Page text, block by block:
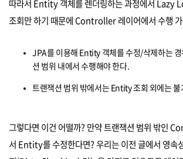
따라서 Entity 객체를 렌더링하는 과정에서 Lazy
조회만 하기 때문에 Controller 레이어에서 수행
JPA를 이용해 Entity 객체를 수정/삭제하는
션 범위 내에서 수행해야 한다.
트랜잭션 범위 밖에서는 Entity 조회 외에는 불
그렇다면 이건 어떨까? 만약 트랜잭션 범위 밖인
서 Entity를 수정한다면? 우리는 이전 글에서 영속